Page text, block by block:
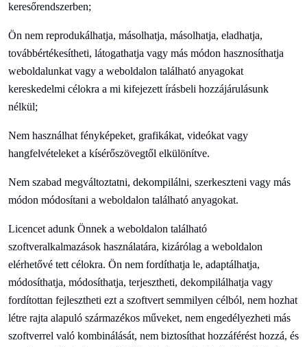
keresőrendszerben;
Ön nem reprodukálhatja, másolhatja, másolhatja, eladhatja,
továbbértékesítheti, látogathatja vagy más módon hasznosíthatja
weboldalunkat vagy a weboldalon található anyagokat
kereskedelmi célokra a mi kifejezett írásbeli hozzájárulásunk
nélkül;
Nem használhat fényképeket, grafikákat, videókat vagy
hangfelvételeket a kísérőszövegtől elkülönítve.
Nem szabad megváltoztatni, dekompilálni, szerkeszteni vagy más
módon módosítani a weboldalon található anyagokat.
Licencet adunk Önnek a weboldalon található
szoftveralkalmazások használatára, kizárólag a weboldalon
elérhetővé tett célokra. Ön nem fordíthatja le, adaptálhatja,
módosíthatja, módosíthatja, terjesztheti, dekompilálhatja vagy
fordítottan fejlesztheti ezt a szoftvert semmilyen célból, nem hozhat
létre rajta alapuló származékos műveket, nem engedélyezheti más
szoftverrel való kombinálását, nem biztosíthat hozzáférést hozzá, és